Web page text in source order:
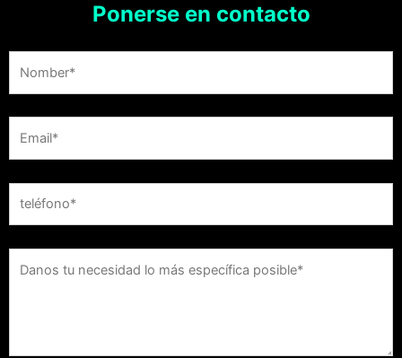
Ponerse en contacto